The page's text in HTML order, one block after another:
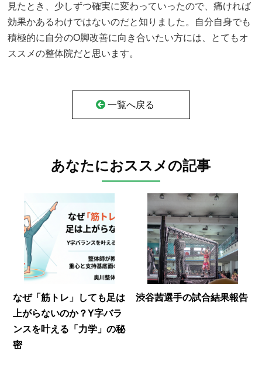
見たとき、少しずつ確実に変わっていったので、痛ければ
効果かあるわけではないのだと知りました。自分自身でも
積極的に自分のO脚改善に向き合いたい方には、とてもオ
ススメの整体院だと思います。
一覧へ戻る
あなたにおススメの記事
なぜ「筋トレ」しても足は
上がらないのか？Y字バラ
ンスを叶える「力学」の秘
密
渋谷茜選手の試合結果報告